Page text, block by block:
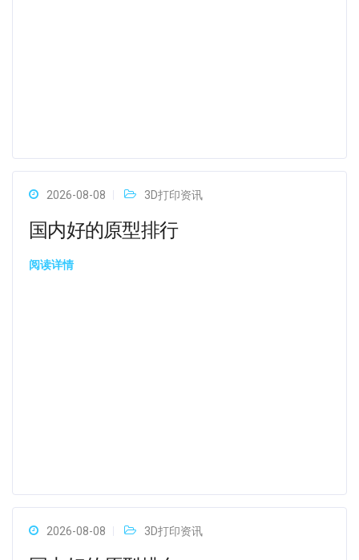
2026-08-08 3D打印资讯
国内好的原型排行
阅读详情
2026-08-08 3D打印资讯